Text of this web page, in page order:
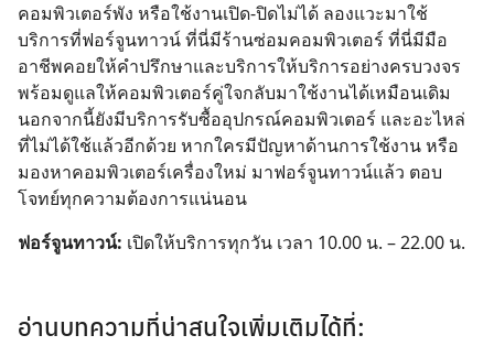
คอมพิวเตอร์พัง หรือใช้งานเปิด-ปิดไม่ได้ ลองแวะมาใช้
บริการที่ฟอร์จูนทาวน์ ที่นี่มีร้านซ่อมคอมพิวเตอร์ ที่นี่มีมือ
อาชีพคอยให้คำปรึกษาและบริการให้บริการอย่างครบวงจร
พร้อมดูแลให้คอมพิวเตอร์คู่ใจกลับมาใช้งานได้เหมือนเดิม
นอกจากนี้ยังมีบริการรับซื้ออุปกรณ์คอมพิวเตอร์ และอะไหล่
ที่ไม่ได้ใช้แล้วอีกด้วย หากใครมีปัญหาด้านการใช้งาน หรือ
มองหาคอมพิวเตอร์เครื่องใหม่ มาฟอร์จูนทาวน์แล้ว ตอบ
โจทย์ทุกความต้องการแน่นอน
ฟอร์จูนทาวน์: เปิดให้บริการทุกวัน เวลา 10.00 น. – 22.00 น.
อ่านบทความที่น่าสนใจเพิ่มเติมได้ที่: